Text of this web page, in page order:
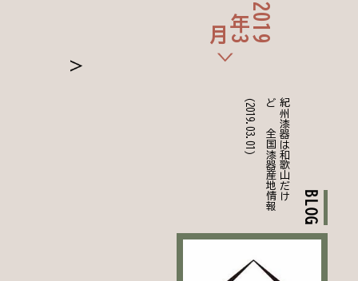
2
0
1 9
年3
月
BLOG
紀
州
漆
器
は
和
歌
山
だ
け
ど
、
、
全
国
漆
器
産
地
情
報
(2019.03.01)